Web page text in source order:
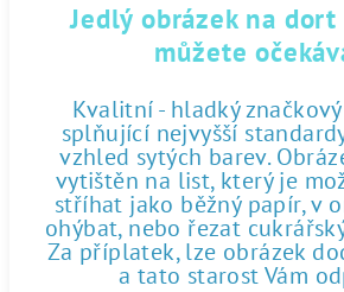
Jedlý obrázek na dort
můžete
Kvalitní - hladký
splňující nejvyšší
vzhled sytých barev.
vytištěn na list, který je
stříhat jako běžný papír, v
ohýbat, nebo řezat
Za příplatek, lze obrázek
a tato starost Vám